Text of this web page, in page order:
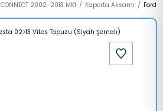
CONNECT 2002-2013 MK1 Kaporta Aksamı Ford